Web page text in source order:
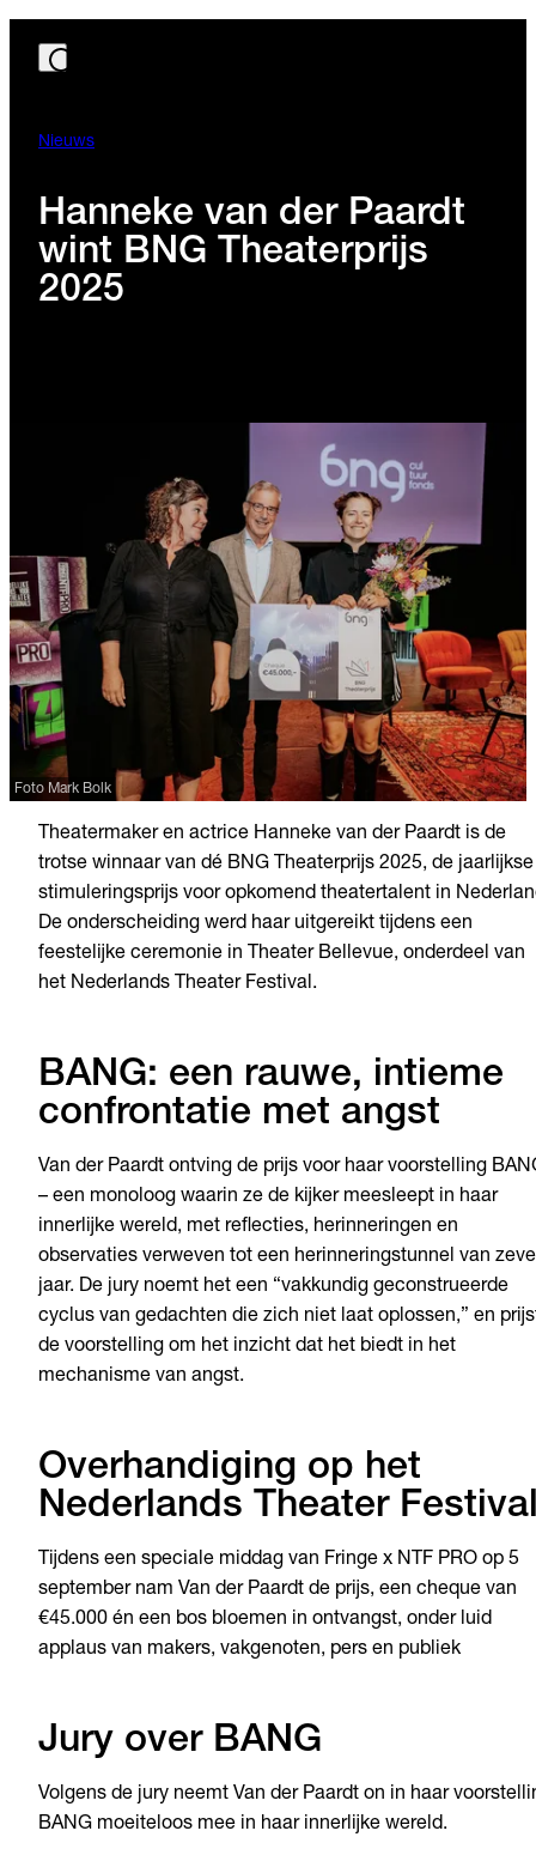
Nieuws
Hanneke van der Paardt
wint BNG Theaterprijs
2025
Foto Mark Bolk
Theatermaker en actrice Hanneke van der Paardt is de
trotse winnaar van dé BNG Theaterprijs 2025, de jaarlijkse
stimuleringsprijs voor opkomend theatertalent in
De onderscheiding werd haar uitgereikt tijdens een
feestelijke ceremonie in Theater Bellevue, onderdeel van
het Nederlands Theater Festival.
BANG: een rauwe, intieme
confrontatie met angst
Van der Paardt ontving de prijs voor haar voorstelling
– een monoloog waarin ze de kijker meesleept in haar
innerlijke wereld, met reflecties, herinneringen en
observaties verweven tot een herinneringstunnel van
jaar. De jury noemt het een “vakkundig geconstrueerde
cyclus van gedachten die zich niet laat oplossen,” en
de voorstelling om het inzicht dat het biedt in het
mechanisme van angst.
Overhandiging op het
Nederlands Theater
Tijdens een speciale middag van Fringe x NTF PRO op 5
september nam Van der Paardt de prijs, een cheque van
€45.000 én een bos bloemen in ontvangst, onder luid
applaus van makers, vakgenoten, pers en publiek
Jury over BANG
Volgens de jury neemt Van der Paardt on in haar
BANG moeiteloos mee in haar innerlijke wereld.